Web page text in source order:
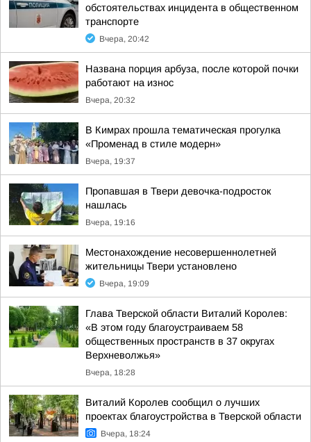
обстоятельствах инцидента в общественном
транспорте
Вчера, 20:42
Названа порция арбуза, после которой почки
работают на износ
Вчера, 20:32
В Кимрах прошла тематическая прогулка
«Променад в стиле модерн»
Вчера, 19:37
Пропавшая в Твери девочка-подросток
нашлась
Вчера, 19:16
Местонахождение несовершеннолетней
жительницы Твери установлено
Вчера, 19:09
Глава Тверской области Виталий Королев:
«В этом году благоустраиваем 58
общественных пространств в 37 округах
Верхневолжья»
Вчера, 18:28
Виталий Королев сообщил о лучших
проектах благоустройства в Тверской области
Вчера, 18:24